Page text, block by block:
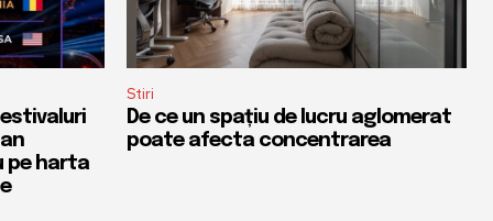
pe harta
Stiri
De ce un spațiu de lucru aglomerat
poate afecta concentrarea